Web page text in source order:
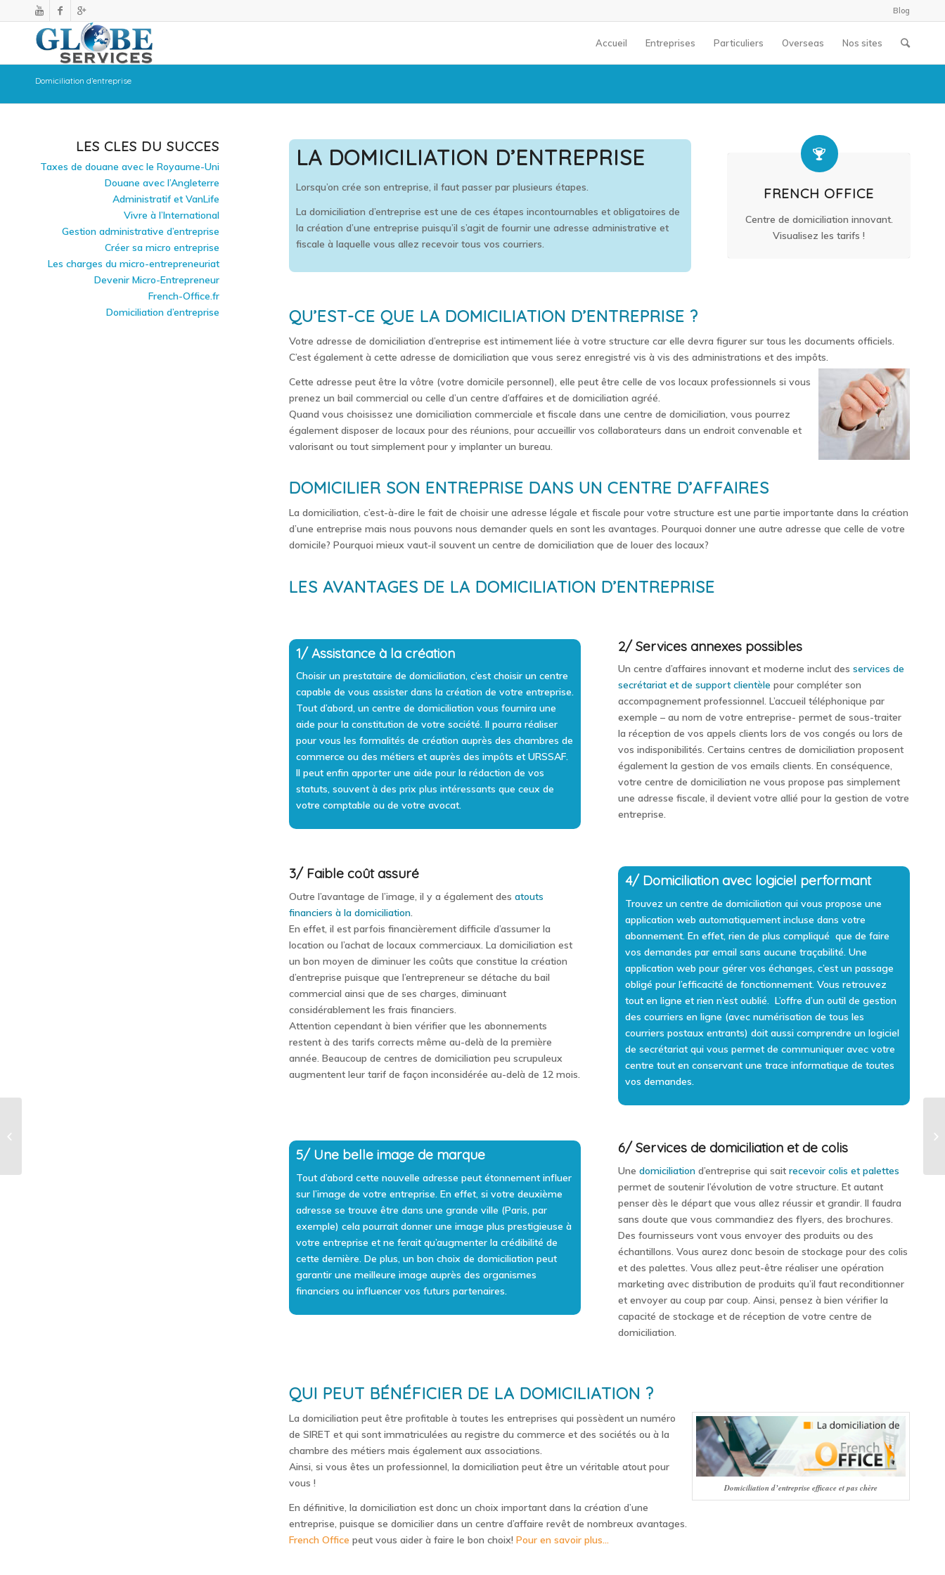
Blog
Accueil Entreprises Particuliers Overseas Nos sites
Domiciliation d’entreprise
LA DOMICILIATION D’ENTREPRISE
Lorsqu’on crée son entreprise, il faut passer par plusieurs étapes.
La domiciliation d’entreprise est une de ces étapes incontournables et obligatoires de
la création d’une entreprise puisqu’il s’agit de fournir une adresse administrative et
fiscale à laquelle vous allez recevoir tous vos courriers.
FRENCH OFFICE
Centre de domiciliation innovant.
Visualisez les tarifs !
QU’EST-CE QUE LA DOMICILIATION D’ENTREPRISE ?
Votre adresse de domiciliation d’entreprise est intimement liée à votre structure car elle devra figurer sur tous les documents officiels.
C’est également à cette adresse de domiciliation que vous serez enregistré vis à vis des administrations et des impôts.
Cette adresse peut être la vôtre (votre domicile personnel), elle peut être celle de vos locaux professionnels si vous
prenez un bail commercial ou celle d’un centre d’affaires et de domiciliation agréé.
Quand vous choisissez une domiciliation commerciale et fiscale dans une centre de domiciliation, vous pourrez
également disposer de locaux pour des réunions, pour accueillir vos collaborateurs dans un endroit convenable et
valorisant ou tout simplement pour y implanter un bureau.
DOMICILIER SON ENTREPRISE DANS UN CENTRE D’AFFAIRES
La domiciliation, c’est-à-dire le fait de choisir une adresse légale et fiscale pour votre structure est une partie importante dans la création
d’une entreprise mais nous pouvons nous demander quels en sont les avantages. Pourquoi donner une autre adresse que celle de votre
domicile? Pourquoi mieux vaut-il souvent un centre de domiciliation que de louer des locaux?
LES AVANTAGES DE LA DOMICILIATION D’ENTREPRISE
1/ Assistance à la création
Choisir un prestataire de domiciliation, c’est choisir un centre
capable de vous assister dans la création de votre entreprise.
Tout d’abord, un centre de domiciliation vous fournira une
aide pour la constitution de votre société. Il pourra réaliser
pour vous les formalités de création auprès des chambres de
commerce ou des métiers et auprès des impôts et URSSAF.
Il peut enfin apporter une aide pour la rédaction de vos
statuts, souvent à des prix plus intéressants que ceux de
votre comptable ou de votre avocat.
2/ Services annexes possibles
Un centre d’affaires innovant et moderne inclut des services de
secrétariat et de support clientèle pour compléter son
accompagnement professionnel. L’accueil téléphonique par
exemple – au nom de votre entreprise- permet de sous-traiter
la réception de vos appels clients lors de vos congés ou lors de
vos indisponibilités. Certains centres de domiciliation proposent
également la gestion de vos emails clients. En conséquence,
votre centre de domiciliation ne vous propose pas simplement
une adresse fiscale, il devient votre allié pour la gestion de votre
entreprise.
3/ Faible coût assuré
Outre l’avantage de l’image, il y a également des atouts
financiers à la domiciliation.
En effet, il est parfois financièrement difficile d’assumer la
location ou l’achat de locaux commerciaux. La domiciliation est
un bon moyen de diminuer les coûts que constitue la création
d’entreprise puisque que l’entrepreneur se détache du bail
commercial ainsi que de ses charges, diminuant
considérablement les frais financiers.
Attention cependant à bien vérifier que les abonnements
restent à des tarifs corrects même au-delà de la première
année. Beaucoup de centres de domiciliation peu scrupuleux
augmentent leur tarif de façon inconsidérée au-delà de 12 mois.
4/ Domiciliation avec logiciel performant
Trouvez un centre de domiciliation qui vous propose une
application web automatiquement incluse dans votre
abonnement. En effet, rien de plus compliqué que de faire
vos demandes par email sans aucune traçabilité. Une
application web pour gérer vos échanges, c’est un passage
obligé pour l’efficacité de fonctionnement. Vous retrouvez
tout en ligne et rien n’est oublié. L’offre d’un outil de gestion
des courriers en ligne (avec numérisation de tous les
courriers postaux entrants) doit aussi comprendre un logiciel
de secrétariat qui vous permet de communiquer avec votre
centre tout en conservant une trace informatique de toutes
vos demandes.
5/ Une belle image de marque
Tout d’abord cette nouvelle adresse peut étonnement influer
sur l’image de votre entreprise. En effet, si votre deuxième
adresse se trouve être dans une grande ville (Paris, par
exemple) cela pourrait donner une image plus prestigieuse à
votre entreprise et ne ferait qu’augmenter la crédibilité de
cette dernière. De plus, un bon choix de domiciliation peut
garantir une meilleure image auprès des organismes
financiers ou influencer vos futurs partenaires.
6/ Services de domiciliation et de colis
Une domiciliationd’entreprise qui sait recevoir colis et palettes
permet de soutenir l’évolution de votre structure. Et autant
penser dès le départ que vous allez réussir et grandir. Il faudra
sans doute que vous commandiez des flyers, des brochures.
Des fournisseurs vont vous envoyer des produits ou des
échantillons. Vous aurez donc besoin de stockage pour des colis
et des palettes. Vous allez peut-être réaliser une opération
marketing avec distribution de produits qu’il faut reconditionner
et envoyer au coup par coup. Ainsi, pensez à bien vérifier la
capacité de stockage et de réception de votre centre de
domiciliation.
QUI PEUT BÉNÉFICIER DE LA DOMICILIATION ?
Domiciliation d’entreprise efficace et pas chère
La domiciliation peut être profitable à toutes les entreprises qui possèdent un numéro
de SIRET et qui sont immatriculées au registre du commerce et des sociétés ou à la
chambre des métiers mais également aux associations.
Ainsi, si vous êtes un professionnel, la domiciliation peut être un véritable atout pour
vous !
En définitive, la domiciliation est donc un choix important dans la création d’une
entreprise, puisque se domicilier dans un centre d’affaire revêt de nombreux avantages.
French Office peut vous aider à faire le bon choix! Pour en savoir plus…
LES CLES DU SUCCES
Taxes de douane avec le Royaume-Uni
Douane avec l’Angleterre
Administratif et VanLife
Vivre à l’International
Gestion administrative d’entreprise
Créer sa micro entreprise
Les charges du micro-entrepreneuriat
Devenir Micro-Entrepreneur
French-Office.fr
Domiciliation d’entreprise